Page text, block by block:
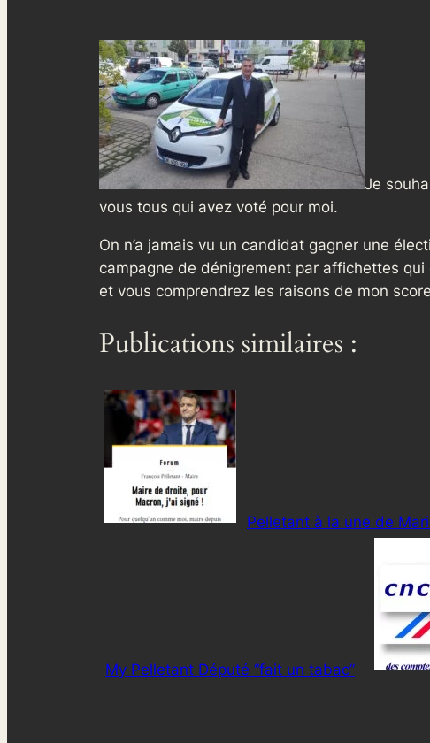
Je
vous tous qui avez voté pour moi.
On n’a jamais vu un candidat gagner une
campagne de dénigrement par affichettes
et vous comprendrez les raisons de mon
Publications similaires :
Pelletant à la une de
My Pelletant Député “fait un tabac”